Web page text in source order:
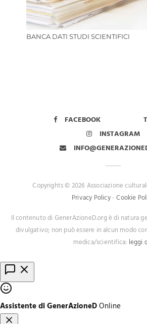
BANCA DATI STUDI SCIENTIFICI
FACEBOOK
INSTAGRAM
Copyrights © 2026 Associazione
Privacy Policy-Cookie
Il contenuto di GenerAzioneD.org è di natura
divulgativo; non può essere in alcun modo
medica/scientifica: leggi
Assistente di GenerAzioneDOnline